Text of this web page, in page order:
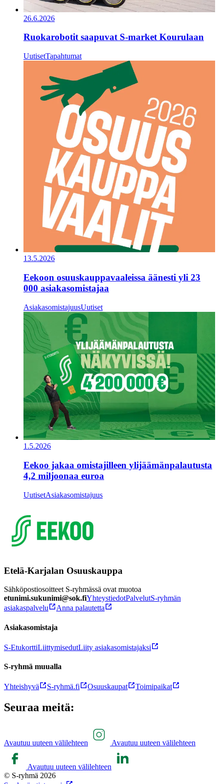
26.6.2026
Ruokarobotit saapuvat S-market Kourulaan
UutisetTapahtumat
13.5.2026
Eekoon osuuskauppavaaleissa äänesti yli 23
000 asiakasomistajaa
AsiakasomistajuusUutiset
1.5.2026
Eekoo jakaa omistajilleen ylijäämänpalautusta
4,2 miljoonaa euroa
UutisetAsiakasomistajuus
Etelä-Karjalan Osuuskauppa
Sähköpostiosoitteet S-ryhmässä ovat muotoa
etunimi.sukunimi@sok.fiYhteystiedotPalvelutS-ryhmän
asiakaspalvelu
Anna palautetta
Asiakasomistaja
S-EtukorttiLiittymisedutLiity asiakasomistajaksi
S-ryhmä muualla
Yhteishyvä S-ryhmä.fi Osuuskaupat Toimipaikat
Seuraa meitä:
Avautuu uuteen välilehteen Avautuu uuteen välilehteen
Avautuu uuteen välilehteen
© S-ryhmä 2026